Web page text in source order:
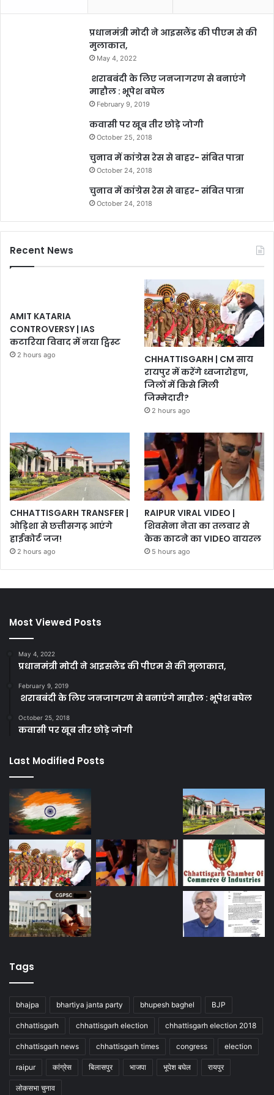
प्रधानमंत्री मोदी ने आइसलैंड की पीएम से की
मुलाकात,
May 4, 2022
शराबबंदी के लिए जनजागरण से बनाएंगे
माहौल : भूपेश बघेल
February 9, 2019
कवासी पर खूब तीर छोड़े जोगी
October 25, 2018
चुनाव में कांग्रेस रेस से बाहर- संबित पात्रा
October 24, 2018
चुनाव में कांग्रेस रेस से बाहर- संबित पात्रा
October 24, 2018
Recent News
AMIT KATARIA
CONTROVERSY | IAS
कटारिया विवाद में नया ट्विस्ट
2 hours ago
CHHATTISGARH | CM साय
रायपुर में करेंगे ध्वजारोहण,
जिलों में किसे मिली
जिम्मेदारी?
2 hours ago
CHHATTISGARH TRANSFER |
ओड़िशा से छत्तीसगढ़ आएंगे
हाईकोर्ट जज!
2 hours ago
RAIPUR VIRAL VIDEO |
शिवसेना नेता का तलवार से
केक काटने का VIDEO वायरल
5 hours ago
Most Viewed Posts
May 4, 2022
प्रधानमंत्री मोदी ने आइसलैंड की पीएम से की मुलाकात,
February 9, 2019
शराबबंदी के लिए जनजागरण से बनाएंगे माहौल : भूपेश बघेल
October 25, 2018
कवासी पर खूब तीर छोड़े जोगी
Last Modified Posts
Tags
bhajpa bhartiya janta party bhupesh baghel BJP
chhattisgarh chhattisgarh election chhattisgarh election 2018
chhattisgarh news chhattisgarh times congress election
raipur कांग्रेस बिलासपुर भाजपा भूपेश बघेल रायपुर
लोकसभा चुनाव